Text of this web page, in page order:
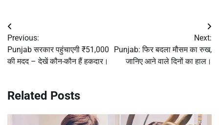
Post
navigation
Previous:
Punjab सरकार पहुंचाएगी ₹51,000
की मदद – देखें कौन-कौन हैं हकदार।
Next:
Punjab: फिर बदला मौसम का रुख,
जानिए आने वाले दिनों का हाल।
Related Posts